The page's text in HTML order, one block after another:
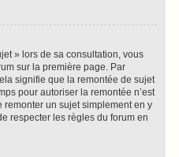
» lors de sa consultation, vous
sur la première page. Par
signifie que la remontée de sujet
pour autoriser la remontée n’est
un sujet simplement en y
respecter les règles du forum en